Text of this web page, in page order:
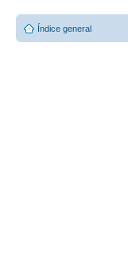
Índice general